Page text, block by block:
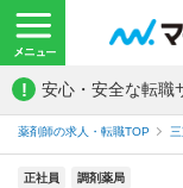
! 安心・安全な転職
薬剤師の求人・転職TOP
正社員 調剤薬局